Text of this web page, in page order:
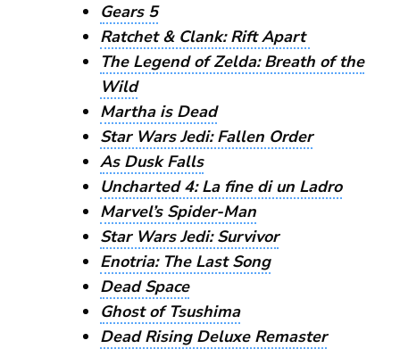
Gears 5
Ratchet & Clank: Rift Apart
The Legend of Zelda: Breath of the
Wild
Martha is Dead
Star Wars Jedi: Fallen Order
As Dusk Falls
Uncharted 4: La fine di un Ladro
Marvel’s Spider-Man
Star Wars Jedi: Survivor
Enotria: The Last Song
Dead Space
Ghost of Tsushima
Dead Rising Deluxe Remaster